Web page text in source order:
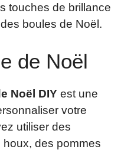
touches de brillance
boules de Noël.
de Noël
Noël DIY est une
votre
utiliser des
des pommes